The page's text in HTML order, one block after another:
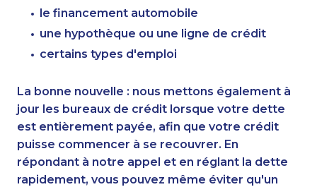
le financement automobile
une hypothèque ou une ligne de crédit
certains types d'emploi
La bonne nouvelle : nous mettons également à
jour les bureaux de crédit lorsque votre dette
est entièrement payée, afin que votre crédit
puisse commencer à se recouvrer. En
répondant à notre appel et en réglant la dette
rapidement, vous pouvez même éviter qu'un